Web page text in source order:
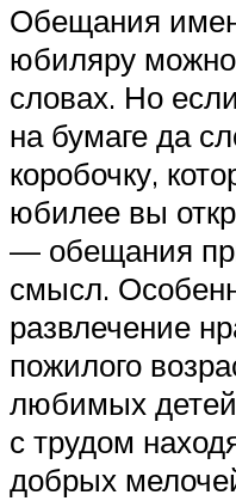
Обещания
юбиляру
словах. Но
на бумаге да
коробочку,
юбилее вы
— обещания
смысл.
развлечение
пожилого
любимых
с трудом
добрых